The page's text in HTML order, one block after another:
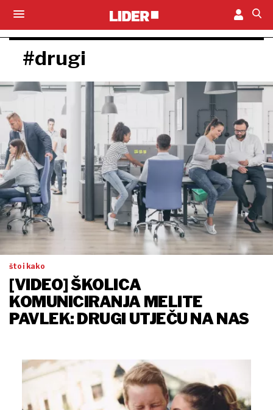
#drugi
što i kako
[VIDEO] ŠKOLICA
KOMUNICIRANJA MELITE
PAVLEK: DRUGI UTJEČU NA NAS